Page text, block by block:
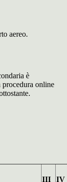
aereo.
è
online
III IV